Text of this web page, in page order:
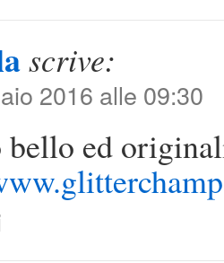
scrive:
2016 alle 09:30
bello ed